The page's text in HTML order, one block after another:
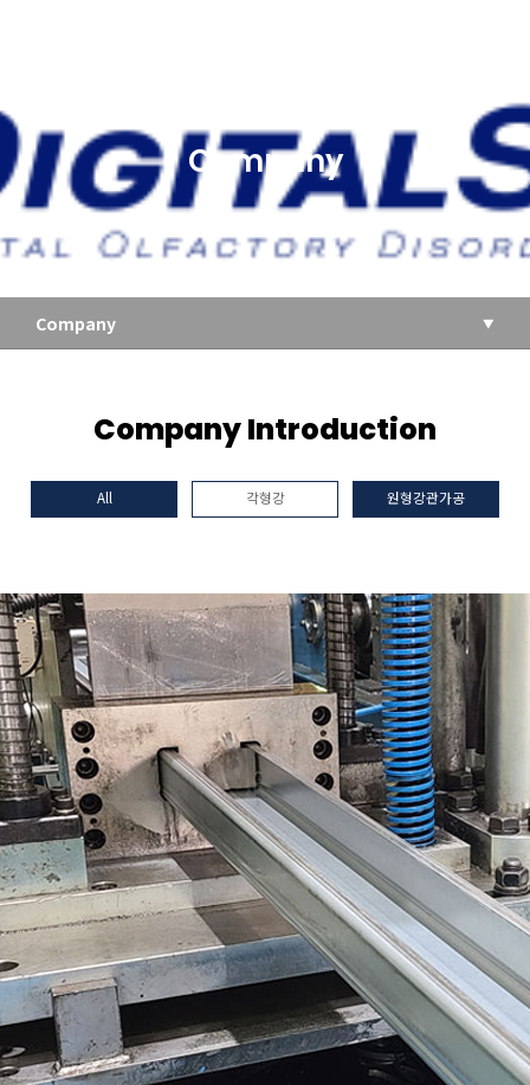
Company
Company
Company Introduction
All 각형강 원형강관가공